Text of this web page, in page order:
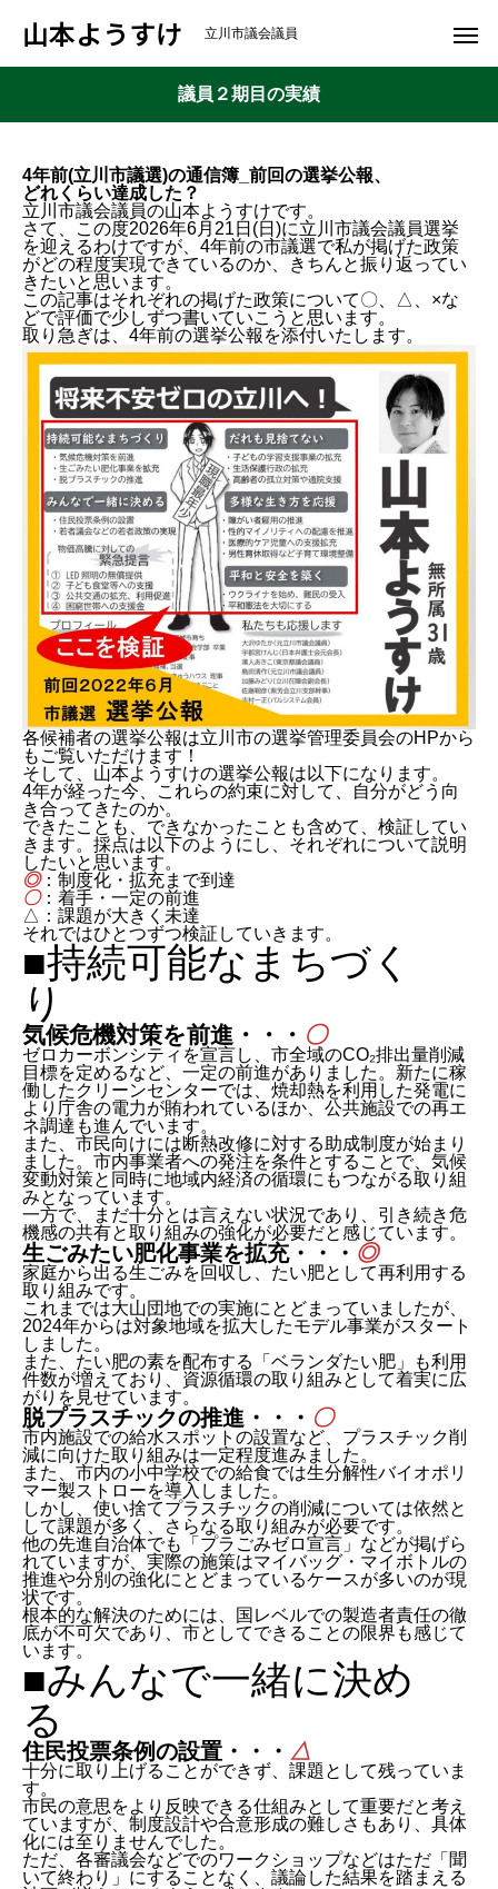
山本ようすけ 立川市議会議員
議員２期目の実績
4年前(立川市議選)の通信簿_前回の選挙公報、
どれくらい達成した？
立川市議会議員の山本ようすけです。
さて、この度2026年6月21日(日)に立川市議会議員選挙
を迎えるわけですが、4年前の市議選で私が掲げた政策
がどの程度実現できているのか、きちんと振り返ってい
きたいと思います。
この記事はそれぞれの掲げた政策について〇、△、×な
どで評価で少しずつ書いていこうと思います。
取り急ぎは、4年前の選挙公報を添付いたします。
各候補者の選挙公報は立川市の選挙管理委員会のHPから
もご覧いただけます！
そして、山本ようすけの選挙公報は以下になります。
4年が経った今、これらの約束に対して、自分がどう向
き合ってきたのか。
できたことも、できなかったことも含めて、検証してい
きます。採点は以下のようにし、それぞれについて説明
したいと思います。
◎：制度化・拡充まで到達
〇：着手・一定の前進
△：課題が大きく未達
それではひとつずつ検証していきます。
■持続可能なまちづく
気候危機対策を前進・・・ 〇
ゼロカーボンシティを宣言し、市全域のCO₂排出量削減
目標を定めるなど、一定の前進がありました。新たに稼
働したクリーンセンターでは、焼却熱を利用した発電に
より庁舎の電力が賄われているほか、公共施設での再エ
ネ調達も進んでいます。
また、市民向けには断熱改修に対する助成制度が始まり
ました。市内事業者への発注を条件とすることで、気候
変動対策と同時に地域内経済の循環にもつながる取り組
みとなっています。
一方で、まだ十分とは言えない状況であり、引き続き危
機感の共有と取り組みの強化が必要だと感じています。
生ごみたい肥化事業を拡充・・・ ◎
家庭から出る生ごみを回収し、たい肥として再利用する
取り組みです。
これまでは大山団地での実施にとどまっていましたが、
2024年からは対象地域を拡大したモデル事業がスタート
しました。
また、たい肥の素を配布する「ベランダたい肥」も利用
件数が増えており、資源循環の取り組みとして着実に広
がりを見せています。
脱プラスチックの推進・・・ 〇
市内施設での給水スポットの設置など、プラスチック削
減に向けた取り組みは一定程度進みました。
また、市内の小中学校での給食では生分解性バイオポリ
マー製ストローを導入しました。
しかし、使い捨てプラスチックの削減については依然と
して課題が多く、さらなる取り組みが必要です。
他の先進自治体でも「プラごみゼロ宣言」などが掲げら
れていますが、実際の施策はマイバッグ・マイボトルの
推進や分別の強化にとどまっているケースが多いのが現
状です。
根本的な解決のためには、国レベルでの製造者責任の徹
底が不可欠であり、市としてできることの限界も感じて
います。
■みんなで一緒に決め
住民投票条例の設置・・・ △
十分に取り上げることができず、課題として残っていま
す。
市民の意思をより反映できる仕組みとして重要だと考え
ていますが、制度設計や合意形成の難しさもあり、具体
化には至りませんでした。
ただ、各審議会などでのワークショップなどはただ「聞
いて終わり」にすることなく、議論した結果を踏まえる